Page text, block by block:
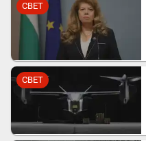
СВЕТ
СВЕТ